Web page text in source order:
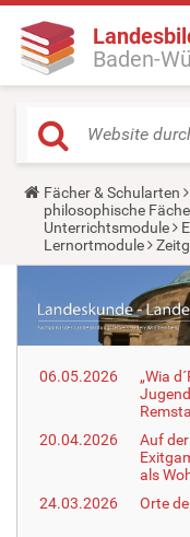
Baden-
Y
o
u
a
r
e
r
e
Fächer & Schularten
philosophische
Unterrichtsmodule
Lernortmodule
06.05.2026
„Wia
20.04.2026
Auf
als
24.03.2026
Orte